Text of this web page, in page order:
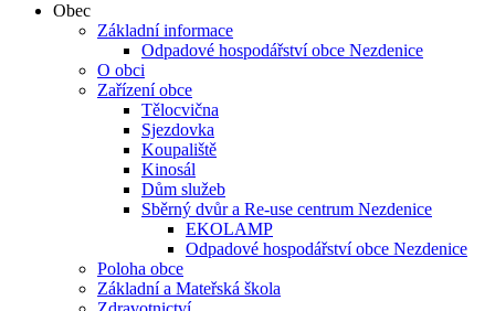
Obec
Základní informace
Odpadové hospodářství obce Nezdenice
O obci
Zařízení obce
Tělocvična
Sjezdovka
Koupaliště
Kinosál
Dům služeb
Sběrný dvůr a Re-use centrum Nezdenice
EKOLAMP
Odpadové hospodářství obce Nezdenice
Poloha obce
Základní a Mateřská škola